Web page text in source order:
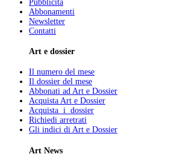
Pubblicità
Abbonamenti
Newsletter
Contatti
Art e dossier
Il numero del mese
Il dossier del mese
Abbonati ad Art e Dossier
Acquista Art e Dossier
Acquista i dossier
Richiedi arretrati
Gli indici di Art e Dossier
Art News